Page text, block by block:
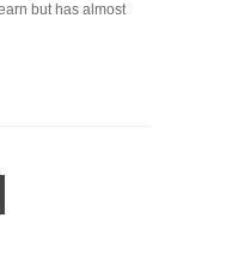
but has almost